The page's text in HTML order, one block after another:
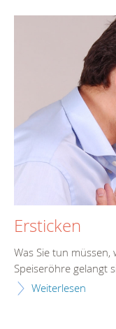
Ersticken
Was Sie tun
Speiseröhre gelangt
Weiterlesen